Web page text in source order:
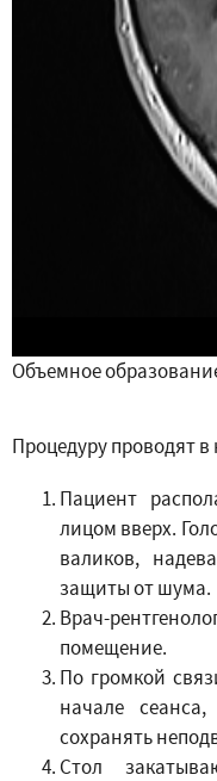
Объемное
Процедуру проводят в
Пациент
лицом вверх.
валиков,
защиты от шума.
Врач-
помещение.
По громкой
начале
сохранять
Стол